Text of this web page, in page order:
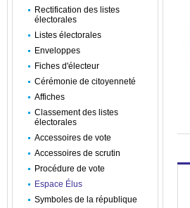
Rectification des listes
électorales
Listes électorales
Enveloppes
Fiches d'électeur
Cérémonie de citoyenneté
Affiches
Classement des listes
électorales
Accessoires de vote
Accessoires de scrutin
Procédure de vote
Espace Élus
Symboles de la république